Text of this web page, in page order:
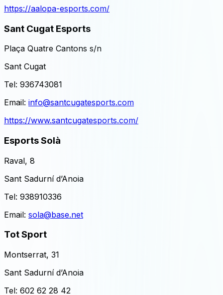
https://aalopa-esports.com/
Sant Cugat Esports
Plaça Quatre Cantons s/n
Sant Cugat
Tel: 936743081
Email: info@santcugatesports.com
https://www.santcugatesports.com/
Esports Solà
Raval, 8
Sant Sadurní d’Anoia
Tel: 938910336
Email: sola@base.net
Tot Sport
Montserrat, 31
Sant Sadurní d’Anoia
Tel: 602 62 28 42